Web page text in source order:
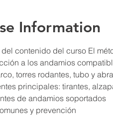
Information
del contenido del curso El
a los andamios
torres rodantes, tubo y
principales: tirantes,
de andamios soportados
y prevención